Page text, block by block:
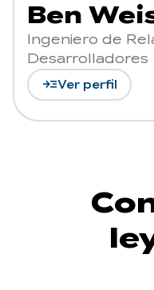
Ben
Ingeniero de
Desarrolladores
read_moreVer perfil